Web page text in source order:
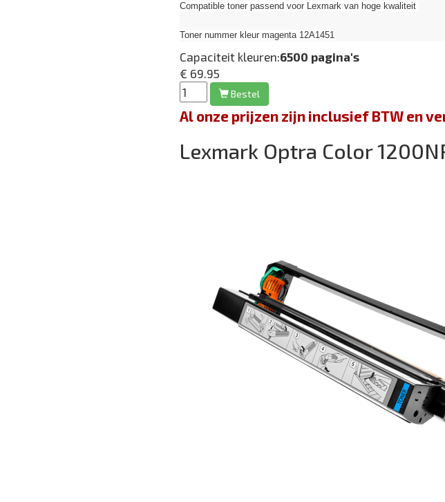
Compatible toner passend voor Lexmark van hoge kwaliteit
Toner nummer kleur magenta 12A1451
Capaciteit kleuren:6500 pagina's
€ 69.95
Bestel
Al onze prijzen zijn inclusief BTW en
Lexmark Optra Color